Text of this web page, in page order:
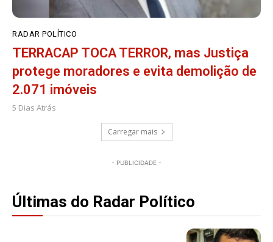
RADAR POLÍTICO
TERRACAP TOCA TERROR, mas Justiça
protege moradores e evita demolição de
2.071 imóveis
5 Dias Atrás
Carregar mais
- PUBLICIDADE -
Últimas do Radar Político